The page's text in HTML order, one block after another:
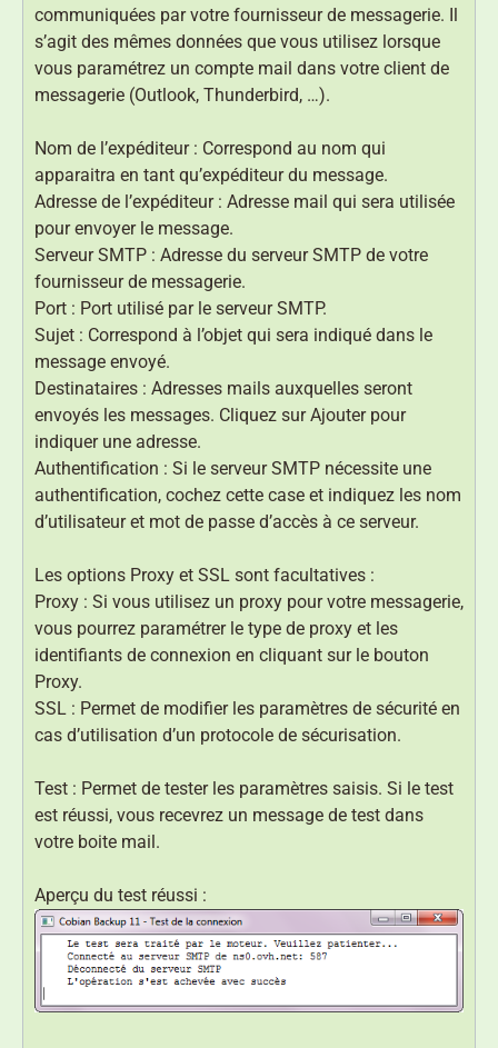
communiquées par votre fournisseur de messagerie. Il
s’agit des mêmes données que vous utilisez lorsque
vous paramétrez un compte mail dans votre client de
messagerie (Outlook, Thunderbird, …).
Nom de l’expéditeur : Correspond au nom qui
apparaitra en tant qu’expéditeur du message.
Adresse de l’expéditeur : Adresse mail qui sera utilisée
pour envoyer le message.
Serveur SMTP : Adresse du serveur SMTP de votre
fournisseur de messagerie.
Port : Port utilisé par le serveur SMTP.
Sujet : Correspond à l’objet qui sera indiqué dans le
message envoyé.
Destinataires : Adresses mails auxquelles seront
envoyés les messages. Cliquez sur Ajouter pour
indiquer une adresse.
Authentification : Si le serveur SMTP nécessite une
authentification, cochez cette case et indiquez les nom
d’utilisateur et mot de passe d’accès à ce serveur.
Les options Proxy et SSL sont facultatives :
Proxy : Si vous utilisez un proxy pour votre messagerie,
vous pourrez paramétrer le type de proxy et les
identifiants de connexion en cliquant sur le bouton
Proxy.
SSL : Permet de modifier les paramètres de sécurité en
cas d’utilisation d’un protocole de sécurisation.
Test : Permet de tester les paramètres saisis. Si le test
est réussi, vous recevrez un message de test dans
votre boite mail.
Aperçu du test réussi :